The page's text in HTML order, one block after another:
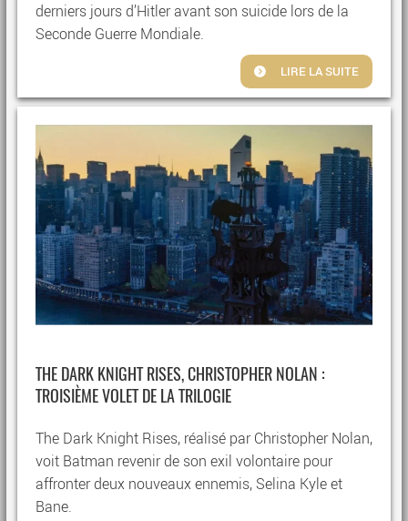
derniers jours d’Hitler avant son suicide lors de la
Seconde Guerre Mondiale.
LIRE LA SUITE
THE DARK KNIGHT RISES, CHRISTOPHER NOLAN :
TROISIÈME VOLET DE LA TRILOGIE
The Dark Knight Rises, réalisé par Christopher Nolan,
voit Batman revenir de son exil volontaire pour
affronter deux nouveaux ennemis, Selina Kyle et
Bane.